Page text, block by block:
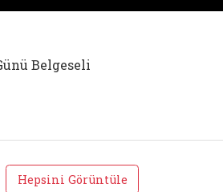
Belgeseli
Hepsini Görüntüle